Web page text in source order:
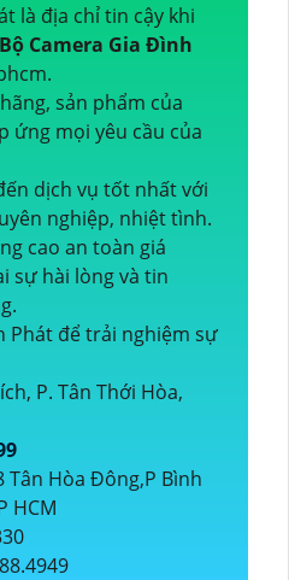
là địa chỉ tin cậy khi
Bộ Camera Gia Đình
sản phẩm của
ứng mọi yêu cầu của
dịch vụ tốt nhất với
nghiệp, nhiệt tình.
cao an toàn giá
sự hài lòng và tin
Phát để trải nghiệm sự
P. Tân Thới Hòa,
Tân Hòa Đông,P Bình
HCM